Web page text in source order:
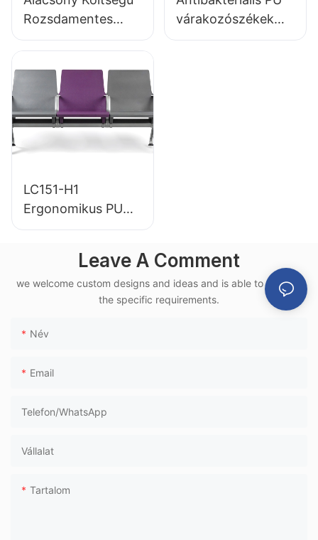
Rozsdamentes
Várakozószék
Tökéletes
Különböző
Közterekbe
várakozószékek
LC152 alumínium
LC151-H1
Ergonomikus PU
repülőtéri
alumínium vázzal,
nagysebességű
Leave A Comment
we welcome custom designs and ideas and is able to cater to
the specific requirements.
Név
Email
Telefon/WhatsApp
Vállalat
Tartalom